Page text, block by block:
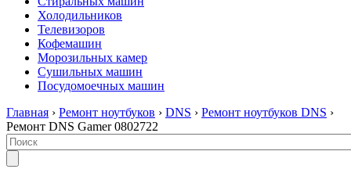
Холодильников
Телевизоров
Кофемашин
Морозильных камер
Сушильных машин
Посудомоечных машин
Главная › Ремонт ноутбуков › DNS › Ремонт ноутбуков DNS ›
Ремонт DNS Gamer 0802722